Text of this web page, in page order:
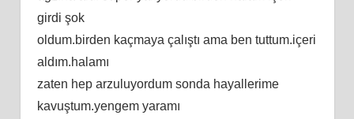
girdi şok
oldum.birden kaçmaya çalıştı ama ben tuttum.içeri
aldım.halamı
zaten hep arzuluyordum sonda hayallerime
kavuştum.yengem yaramı